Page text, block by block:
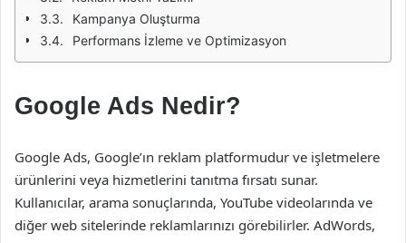
Kampanya Oluşturma
Performans İzleme ve Optimizasyon
Google Ads Nedir?
Google Ads, Google’ın reklam platformudur ve işletmelere
ürünlerini veya hizmetlerini tanıtma fırsatı sunar.
Kullanıcılar, arama sonuçlarında, YouTube videolarında ve
diğer web sitelerinde reklamlarınızı görebilirler. AdWords,